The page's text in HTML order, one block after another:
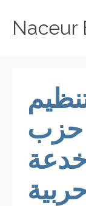
Naceur
حزب